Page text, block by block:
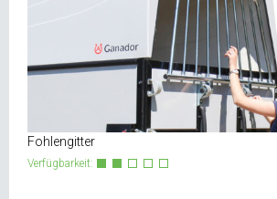
Fohlengitter
Verfügbarkeit: